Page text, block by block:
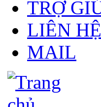
TRỢ
LIÊN HỆ
MAIL